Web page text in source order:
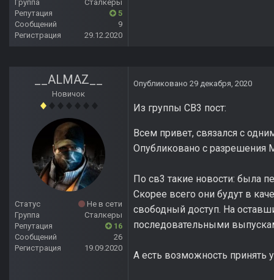
Группа
Сталкеры
Репутация
5
Сообщений
9
Регистрация
29.12.2020
__ALMAZ__
Новичок
Статус
Не в сети
Группа
Сталкеры
Репутация
16
Сообщений
26
Регистрация
19.09.2020
Опубликовано 29 декабря, 2020
Из группы СВ3 пост:
Всем привет, связался с
Опубликовано с разрешения
По св3 такие новости: была
Скорее всего они будут в
свободный доступ. На
последовательными
А есть возможность принять